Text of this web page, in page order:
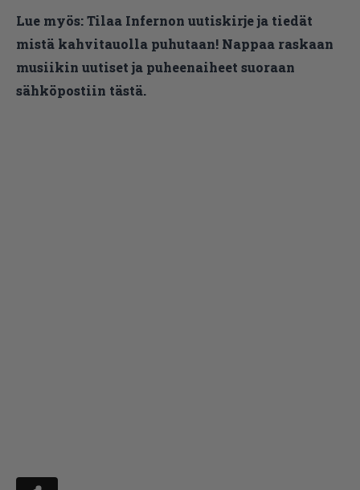
Lue myös:Tilaa Infernon uutiskirje ja tiedät
mistä kahvitauolla puhutaan! Nappaa raskaan
musiikin uutiset ja puheenaiheet suoraan
sähköpostiin tästä.